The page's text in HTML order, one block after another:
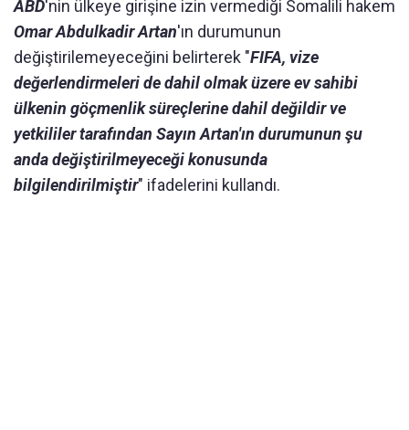
ABD'nin ülkeye girişine izin vermediği Somalili hakem
Omar Abdulkadir Artan'ın durumunun
değiştirilemeyeceğini belirterek "FIFA, vize
değerlendirmeleri de dahil olmak üzere ev sahibi
ülkenin göçmenlik süreçlerine dahil değildir ve
yetkililer tarafından Sayın Artan'ın durumunun şu
anda değiştirilmeyeceği konusunda
bilgilendirilmiştir" ifadelerini kullandı.